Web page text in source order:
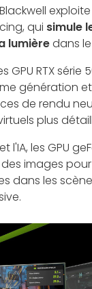
qui simule
lumièredans
RTX série
génération
de rendu
plus
l'IA, les GPU
images
dans les